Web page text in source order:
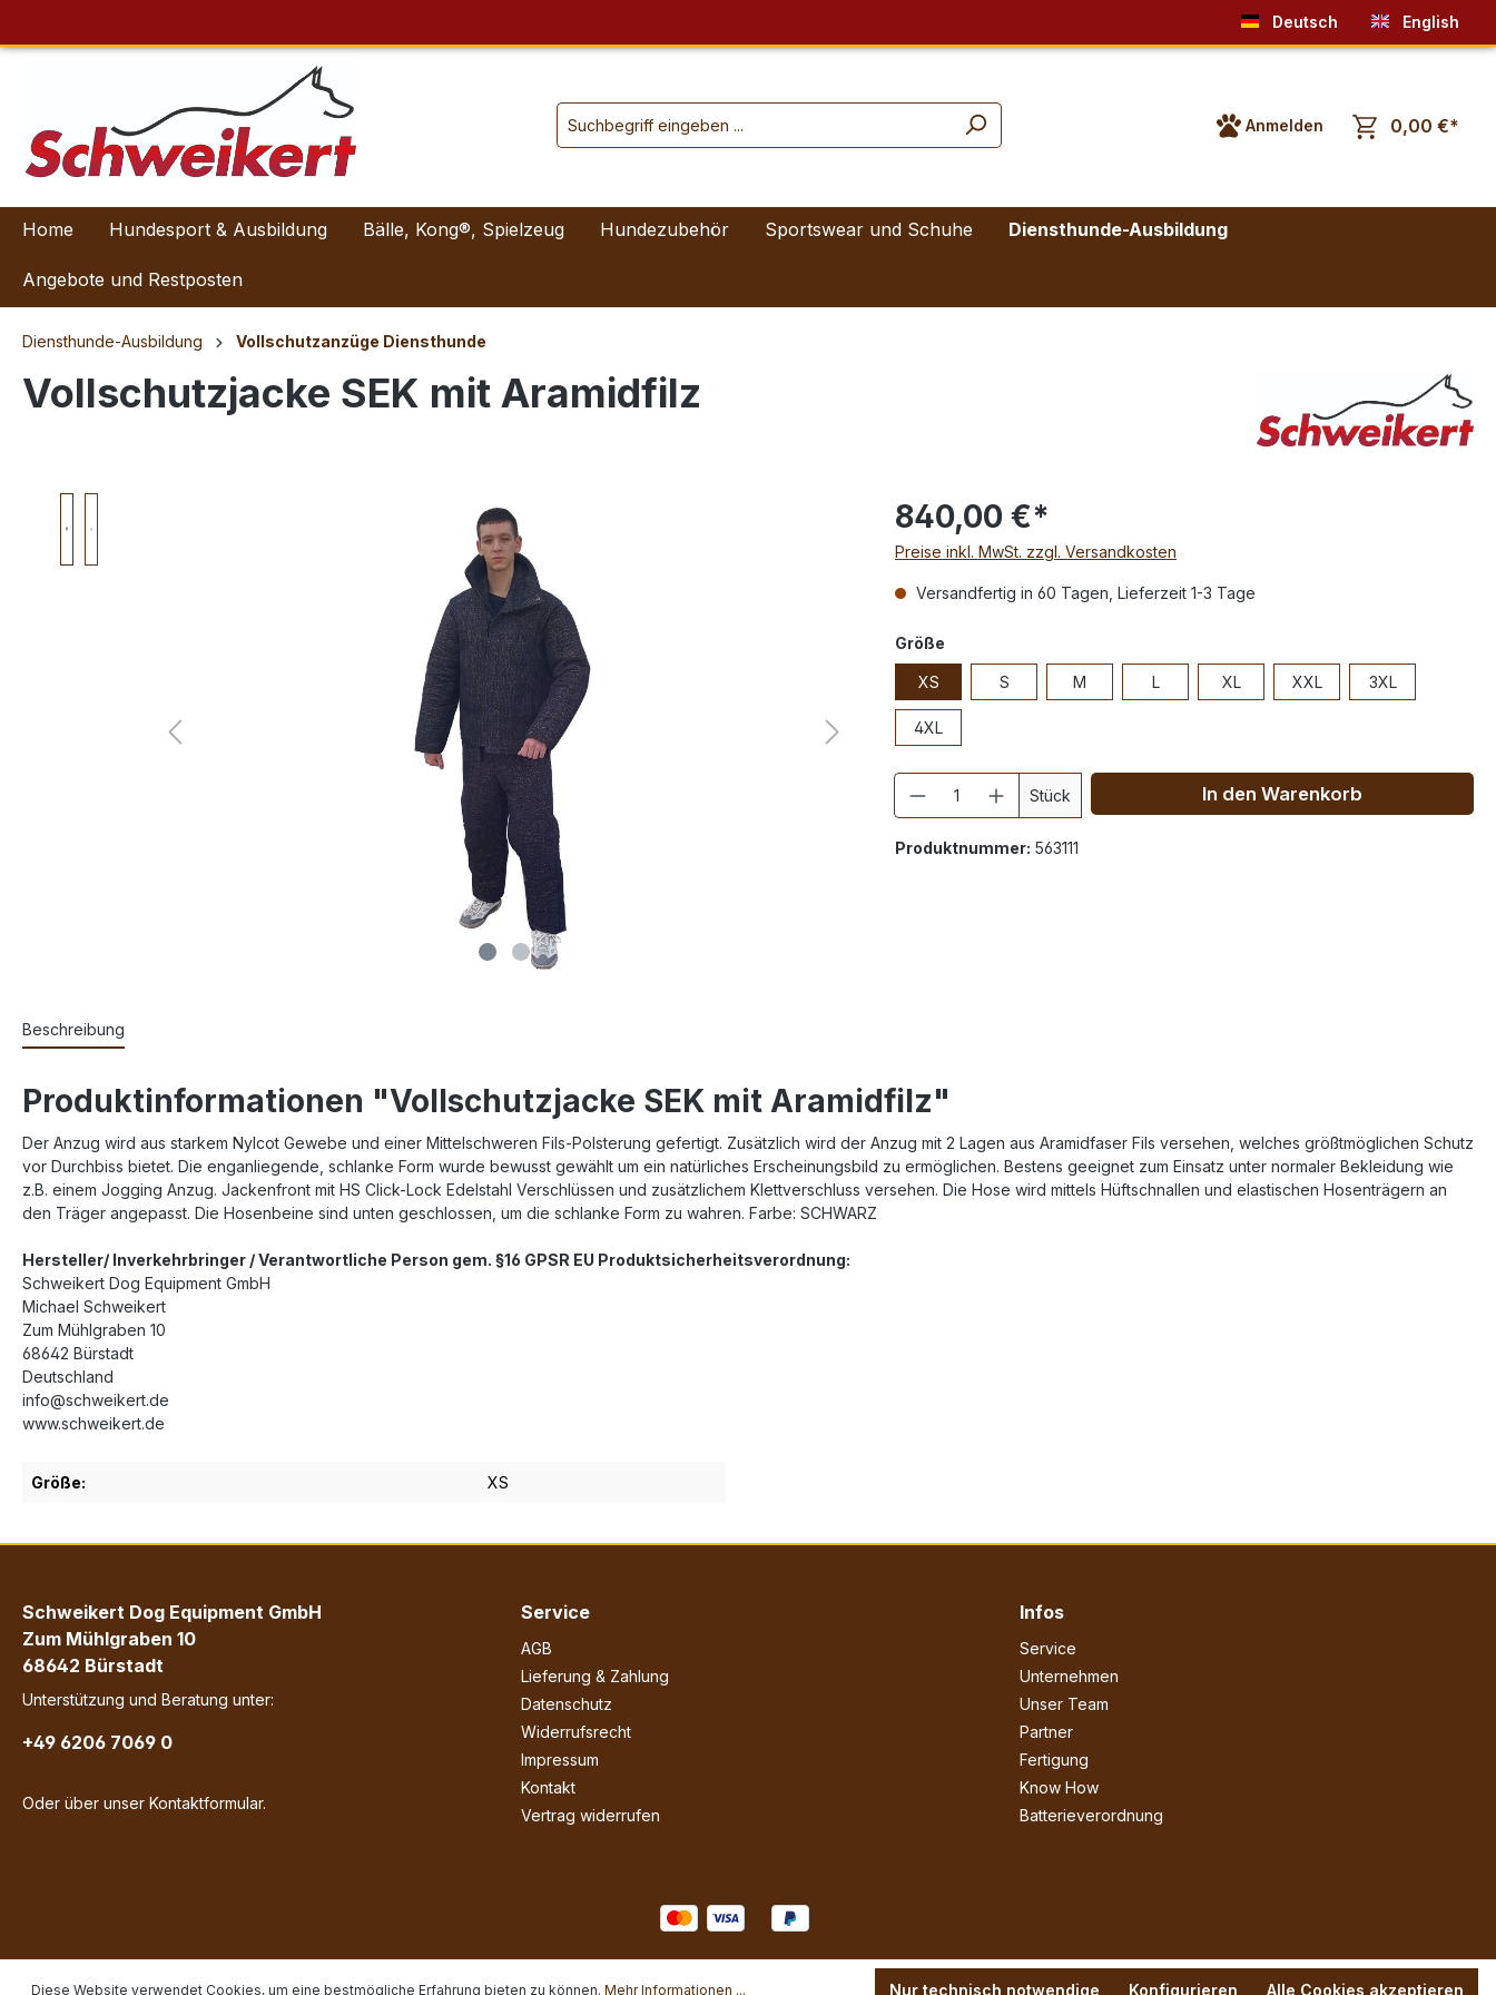
Deutsch English
Anmelden 0,00 €*
Home Hundesport & Ausbildung Bälle, Kong®, Spielzeug Hundezubehör Sportswear und Schuhe Diensthunde-Ausbildung
Angebote und Restposten
Diensthunde-Ausbildung Vollschutzanzüge Diensthunde
Vollschutzjacke SEK mit Aramidfilz
840,00 €*
Preise inkl. MwSt. zzgl. Versandkosten
Versandfertig in 60 Tagen, Lieferzeit 1-3 Tage
Größe
XS S M L XL XXL 3XL
4XL
Anzahl
Stück In den Warenkorb
Produktnummer: 563111
Beschreibung
Produktinformationen "Vollschutzjacke SEK mit Aramidfilz"
Der Anzug wird aus starkem Nylcot Gewebe und einer Mittelschweren Fils-Polsterung gefertigt. Zusätzlich wird der Anzug mit 2 Lagen aus Aramidfaser Fils versehen, welches größtmöglichen Schutz
vor Durchbiss bietet. Die enganliegende, schlanke Form wurde bewusst gewählt um ein natürliches Erscheinungsbild zu ermöglichen. Bestens geeignet zum Einsatz unter normaler Bekleidung wie
z.B. einem Jogging Anzug. Jackenfront mit HS Click-Lock Edelstahl Verschlüssen und zusätzlichem Klettverschluss versehen. Die Hose wird mittels Hüftschnallen und elastischen Hosenträgern an
den Träger angepasst. Die Hosenbeine sind unten geschlossen, um die schlanke Form zu wahren. Farbe: SCHWARZ
Hersteller/ Inverkehrbringer / Verantwortliche Person gem. §16 GPSR EU Produktsicherheitsverordnung:
Schweikert Dog Equipment GmbH
Michael Schweikert
Zum Mühlgraben 10
68642 Bürstadt
Deutschland
info@schweikert.de
www.schweikert.de
Größe: XS
Schweikert Dog Equipment GmbH
Zum Mühlgraben 10
68642 Bürstadt
Unterstützung und Beratung unter:
+49 6206 7069 0
Oder über unser Kontaktformular.
Service
AGB
Lieferung & Zahlung
Datenschutz
Widerrufsrecht
Impressum
Kontakt
Vertrag widerrufen
Infos
Service
Unternehmen
Unser Team
Partner
Fertigung
Know How
Batterieverordnung
Diese Website verwendet Cookies, um eine bestmögliche Erfahrung bieten zu können. Mehr Informationen ... Nur technisch notwendige Konfigurieren Alle Cookies akzeptieren